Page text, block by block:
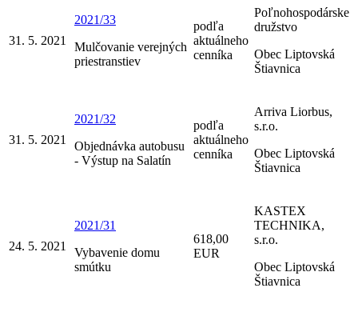
31. 5. 2021
2021/33
Mulčovanie verejných
priestranstiev
podľa
aktuálneho
cenníka
Poľnohospodárske
družstvo
Obec Liptovská
Štiavnica
31. 5. 2021
2021/32
Objednávka autobusu
- Výstup na Salatín
podľa
aktuálneho
cenníka
Arriva Liorbus,
s.r.o.
Obec Liptovská
Štiavnica
24. 5. 2021
2021/31
Vybavenie domu
smútku
618,00
EUR
KASTEX
TECHNIKA,
s.r.o.
Obec Liptovská
Štiavnica